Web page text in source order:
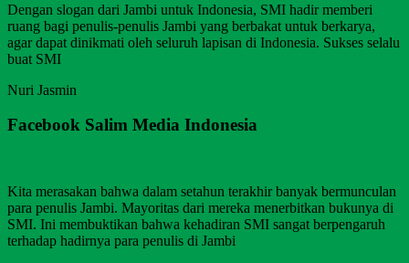
Dengan slogan dari Jambi untuk Indonesia, SMI hadir memberi
ruang bagi penulis-penulis Jambi yang berbakat untuk berkarya,
agar dapat dinikmati oleh seluruh lapisan di Indonesia. Sukses selalu
buat SMI
Nuri Jasmin
Facebook Salim Media Indonesia
Kita merasakan bahwa dalam setahun terakhir banyak bermunculan
para penulis Jambi. Mayoritas dari mereka menerbitkan bukunya di
SMI. Ini membuktikan bahwa kehadiran SMI sangat berpengaruh
terhadap hadirnya para penulis di Jambi